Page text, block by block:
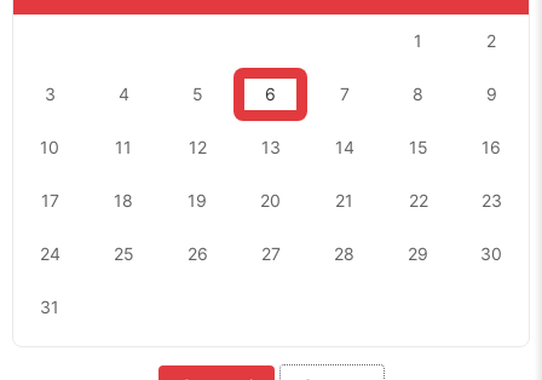
1 2
3 4 5 6 7 8 9
10 11 12 13 14 15 16
17 18 19 20 21 22 23
24 25 26 27 28 29 30
31